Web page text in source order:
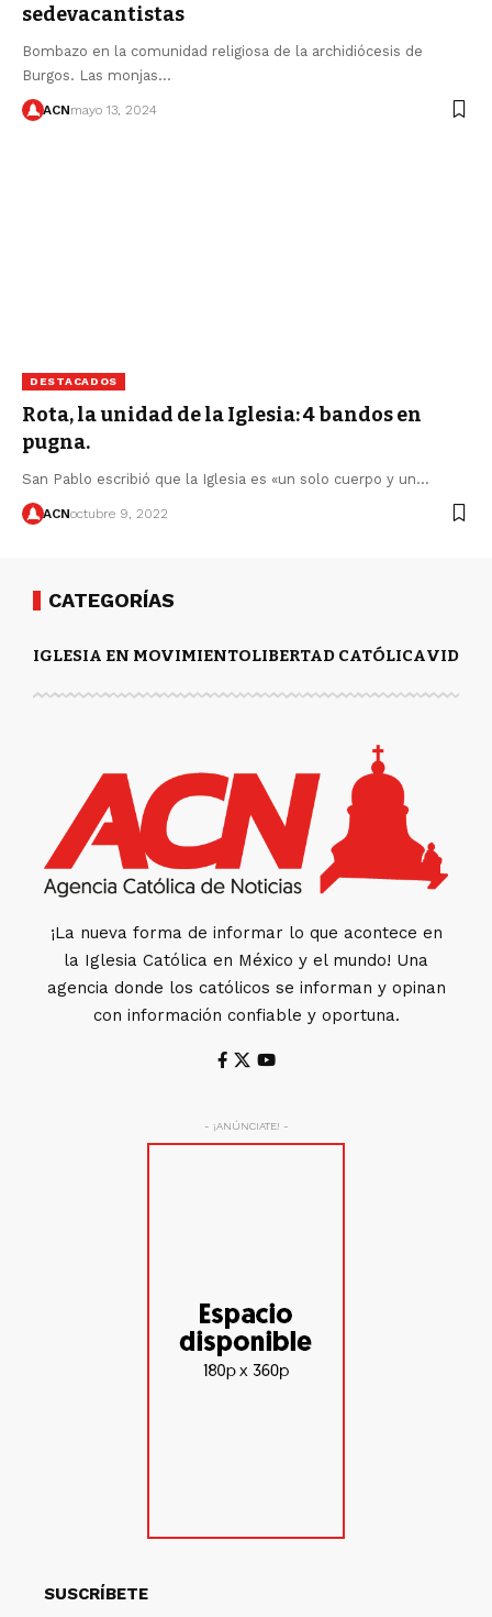
sedevacantistas
Bombazo en la comunidad religiosa de la archidiócesis de
Burgos. Las monjas…
ACNmayo 13, 2024
DESTACADOS
Rota, la unidad de la Iglesia: 4 bandos en
pugna.
San Pablo escribió que la Iglesia es «un solo cuerpo y un…
ACNoctubre 9, 2022
CATEGORÍAS
IGLESIA EN MOVIMIENTOLIBERTAD CATÓLICAVIDA
¡La nueva forma de informar lo que acontece en
la Iglesia Católica en México y el mundo! Una
agencia donde los católicos se informan y opinan
con información confiable y oportuna.
- ¡ANÚNCIATE! -
SUSCRÍBETE